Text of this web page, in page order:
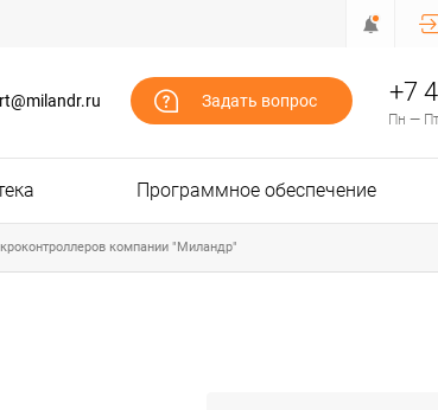
Задать вопрос +7
Пн —
Программное обеспечение
компании "Миландр"